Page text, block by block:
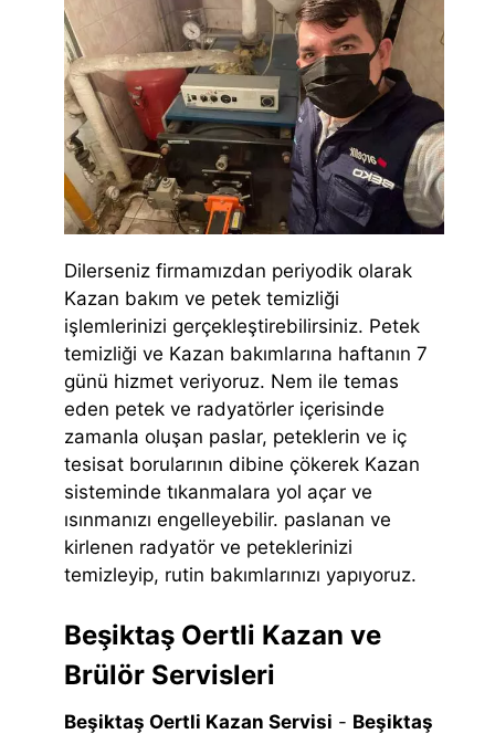
Dilerseniz firmamızdan periyodik olarak
Kazan bakım ve petek temizliği
işlemlerinizi gerçekleştirebilirsiniz. Petek
temizliği ve Kazan bakımlarına haftanın 7
günü hizmet veriyoruz. Nem ile temas
eden petek ve radyatörler içerisinde
zamanla oluşan paslar, peteklerin ve iç
tesisat borularının dibine çökerek Kazan
sisteminde tıkanmalara yol açar ve
ısınmanızı engelleyebilir. paslanan ve
kirlenen radyatör ve peteklerinizi
temizleyip, rutin bakımlarınızı yapıyoruz.
Beşiktaş Oertli Kazan ve
Brülör Servisleri
Beşiktaş Oertli Kazan Servisi - Beşiktaş